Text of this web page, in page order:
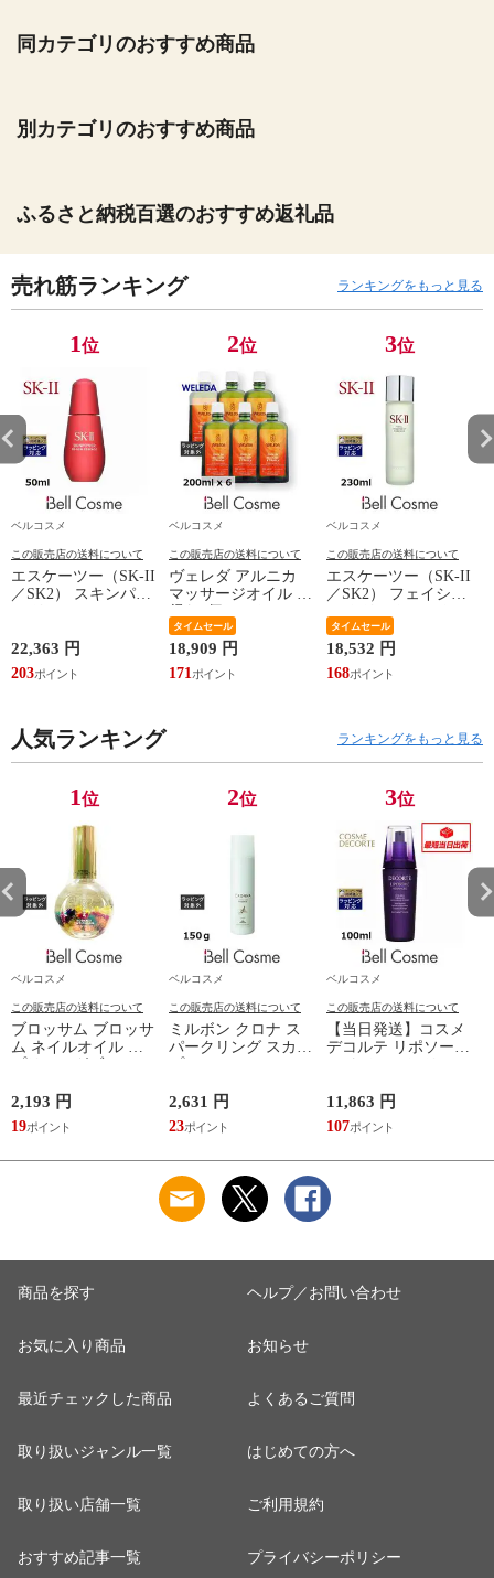
同カテゴリのおすすめ商品
別カテゴリのおすすめ商品
ふるさと納税百選のおすすめ返礼品
売れ筋ランキング ランキングをもっと見る
1位
ベルコスメ
この販売店の送料について
エスケーツー（SK-II
／SK2） スキンパワ
22,363 円
203
2位
ベルコスメ
この販売店の送料について
ヴェレダ アルニカ
マッサージオイル お
x 6
タイムセール
18,909 円
171
3位
ベルコスメ
この販売店の送料について
エスケーツー（SK-II
／SK2） フェイシャ
エッセンス 230ml
タイムセール
18,532 円
168
人気ランキング ランキングをもっと見る
1位
ベルコスメ
この販売店の送料について
ブロッサム ブロッサ
ム ネイルオイル ス
2,193 円
19
2位
ベルコスメ
この販売店の送料について
ミルボン クロナ ス
パークリング スカル
2,631 円
23
3位
ベルコスメ
この販売店の送料について
【当日発送】コスメ
デコルテ リポソーム
イズ 100ml
11,863 円
107
商品を探す
お気に入り商品
最近チェックした商品
取り扱いジャンル一覧
取り扱い店舗一覧
おすすめ記事一覧
ヘルプ／お問い合わせ
お知らせ
よくあるご質問
はじめての方へ
ご利用規約
プライバシーポリシー